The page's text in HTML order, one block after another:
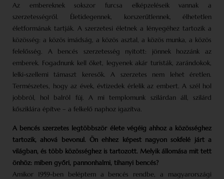
Az embereknek sokszor furcsa elképzeléseik vannak a
szerzetességről. Életidegennek, korszerűtlennek, élhetetlen
életformának tartják. A szerzetesi életnek a lényegéhez tartozik a
közösség: a közös imádság, a közös asztal, a közös munka, a közös
felelősség. A bencés szerzetesség nyitott: jönnek hozzánk az
emberek. Fogadnunk kell őket, legyenek akár turisták, zarándokok,
lelki-szellemi támaszt keresők. A szerzetes nem lehet éretlen.
Természetes, hogy az évek, évtizedek érlelik az embert. A szél hol
jobbról, hol balról fúj. A mi templomunk szilárdan áll, szilárd
kősziklára építve – a felkelő naphoz igazítva.
A bencés szerzetes legtöbbször élete végéig ahhoz a közösséghez
tartozik, ahová bevonul. Ön ehhez képest nagyon sokfelé járt a
világban, és több közösséghez is tartozott. Melyik állomása mit tett
önhöz: miben győri, pannonhalmi, tihanyi bencés?
Amikor 1959-ben beléptem a bencés rendbe, a magyarországi